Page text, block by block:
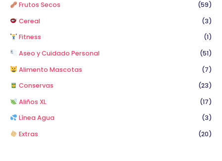
Frutos Secos
(59)
Cereal
(3)
Fitness
(1)
Aseo y Cuidado Personal
(51)
Alimento Mascotas
(7)
Conservas
(23)
Aliños XL
(17)
Línea Agua
(3)
Extras
(20)